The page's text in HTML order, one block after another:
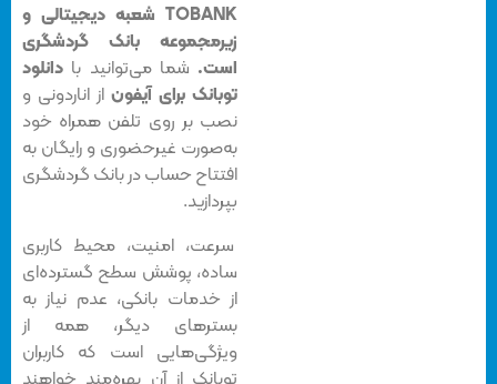
TOBANK شعبه دیجیتالی و
زیرمجموعه بانک گردشگری
است.شما می‌توانید بادانلود
توبانک برای آیفوناز اناردونی و
نصب بر روی تلفن همراه خود
به‌صورت غیرحضوری و رایگان به
افتتاح حساب در بانک گردشگری
بپردازید.
سرعت، امنیت، محیط کاربری
ساده، پوشش سطح گسترده‌ای
از خدمات بانکی، عدم نیاز به
بسترهای دیگر، همه از
ویژگی‌هایی است که کاربران